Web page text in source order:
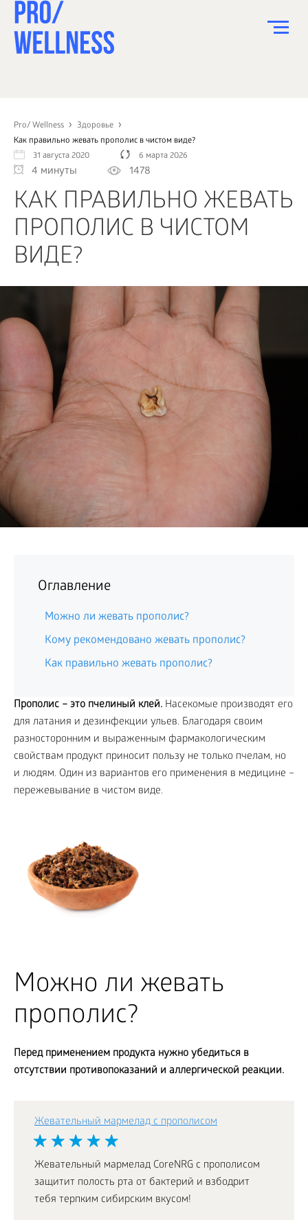
Pro/ Wellness
Здоровье
Как правильно жевать прополис в чистом виде?
31 августа 2020
6 марта 2026
4 минуты 1478
КАК ПРАВИЛЬНО ЖЕВАТЬ
ПРОПОЛИС В ЧИСТОМ
ВИДЕ?
Оглавление
Можно ли жевать прополис?
Кому рекомендовано жевать прополис?
Как правильно жевать прополис?
Прополис – это пчелиный клей. Насекомые производят его
для латания и дезинфекции ульев. Благодаря своим
разносторонним и выраженным фармакологическим
свойствам продукт приносит пользу не только пчелам, но
и людям. Один из вариантов его применения в медицине –
пережевывание в чистом виде.
Можно ли жевать
прополис?
Перед применением продукта нужно убедиться в
отсутствии противопоказаний и аллергической реакции.
Жевательный мармелад с прополисом
Жевательный мармелад CoreNRG с прополисом
защитит полость рта от бактерий и взбодрит
тебя терпким сибирским вкусом!
СПОРТ
ЗДОРОВЬЕ
КРАСОТА
ПСИХОЛОГИЯ
ДЕТИ
ДОМ
КАК?
БИЗНЕС